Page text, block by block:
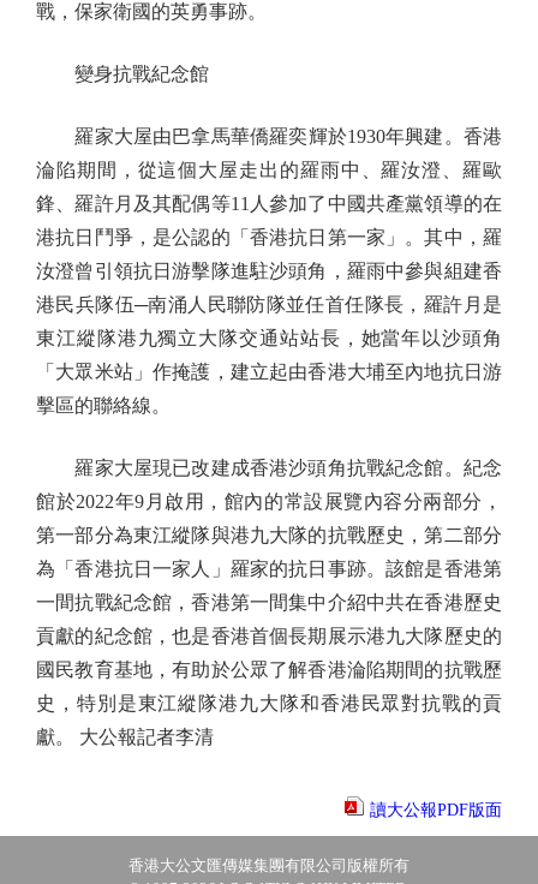
戰，保家衛國的英勇事跡。
變身抗戰紀念館
羅家大屋由巴拿馬華僑羅奕輝於1930年興建。香港
淪陷期間，從這個大屋走出的羅雨中、羅汝澄、羅歐
鋒、羅許月及其配偶等11人參加了中國共產黨領導的在
港抗日鬥爭，是公認的「香港抗日第一家」。其中，羅
汝澄曾引領抗日游擊隊進駐沙頭角，羅雨中參與組建香
港民兵隊伍─南涌人民聯防隊並任首任隊長，羅許月是
東江縱隊港九獨立大隊交通站站長，她當年以沙頭角
「大眾米站」作掩護，建立起由香港大埔至內地抗日游
擊區的聯絡線。
羅家大屋現已改建成香港沙頭角抗戰紀念館。紀念
館於2022年9月啟用，館內的常設展覽內容分兩部分，
第一部分為東江縱隊與港九大隊的抗戰歷史，第二部分
為「香港抗日一家人」羅家的抗日事跡。該館是香港第
一間抗戰紀念館，香港第一間集中介紹中共在香港歷史
貢獻的紀念館，也是香港首個長期展示港九大隊歷史的
國民教育基地，有助於公眾了解香港淪陷期間的抗戰歷
史，特別是東江縱隊港九大隊和香港民眾對抗戰的貢
獻。 大公報記者李清
讀大公報PDF版面
香港大公文匯傳媒集團有限公司版權所有